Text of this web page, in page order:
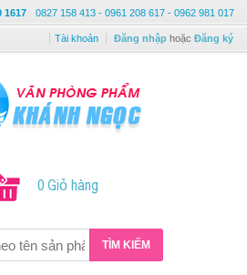
1617 0827 158 413 - 0961 208 617 - 0962 981 017
Tài khoản Đăng nhập hoặc Đăng ký
0 Giỏ hàng
TÌM KIẾM